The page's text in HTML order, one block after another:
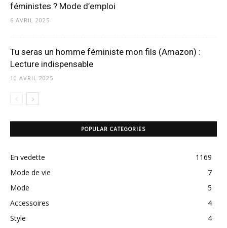
féministes ? Mode d’emploi
6 AVRIL 2025
Tu seras un homme féministe mon fils (Amazon) :
Lecture indispensable
10 AVRIL 2025
POPULAR CATEGORIES
En vedette
1169
Mode de vie
7
Mode
5
Accessoires
4
Style
4